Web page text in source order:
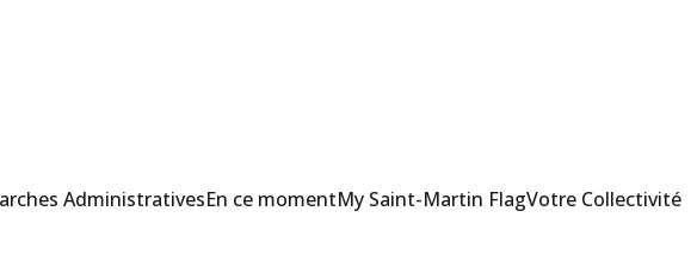
AdministrativesEn ce momentMy Saint-Martin FlagVotre Collectivité